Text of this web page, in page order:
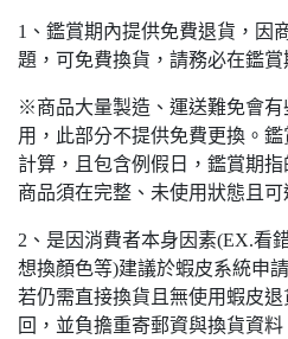
1、鑑賞期內提供免費退貨，因
題，可免費換貨，請務必在鑑賞
※商品大量製造、運送難免會
用，此部分不提供免費更換。
計算，且包含例假日，鑑賞期指
商品須在完整、未使用狀態且
2、是因消費者本身因素(EX.看
想換顏色等)建議於蝦皮系統申
若仍需直接換貨且無使用蝦皮
回，並負擔重寄郵資與換貨資料